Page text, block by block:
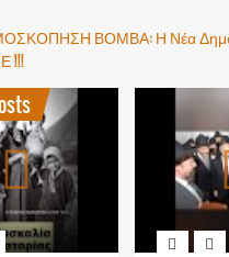
ΒΟΜΒΑ: Η Νέα
!!!